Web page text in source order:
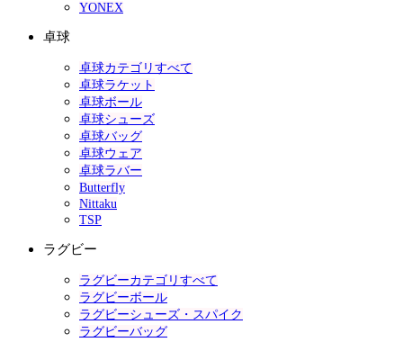
YONEX
卓球
卓球カテゴリすべて
卓球ラケット
卓球ボール
卓球シューズ
卓球バッグ
卓球ウェア
卓球ラバー
Butterfly
Nittaku
TSP
ラグビー
ラグビーカテゴリすべて
ラグビーボール
ラグビーシューズ・スパイク
ラグビーバッグ